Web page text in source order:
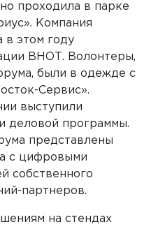
проходила в парке
Компания
в этом году
ВНОТ. Волонтеры,
были в одежде с
Сервис».
выступили
деловой программы.
представлены
с цифровыми
собственного
партнеров.
на стендах